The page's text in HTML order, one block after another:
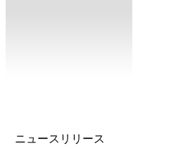
ニュースリリース